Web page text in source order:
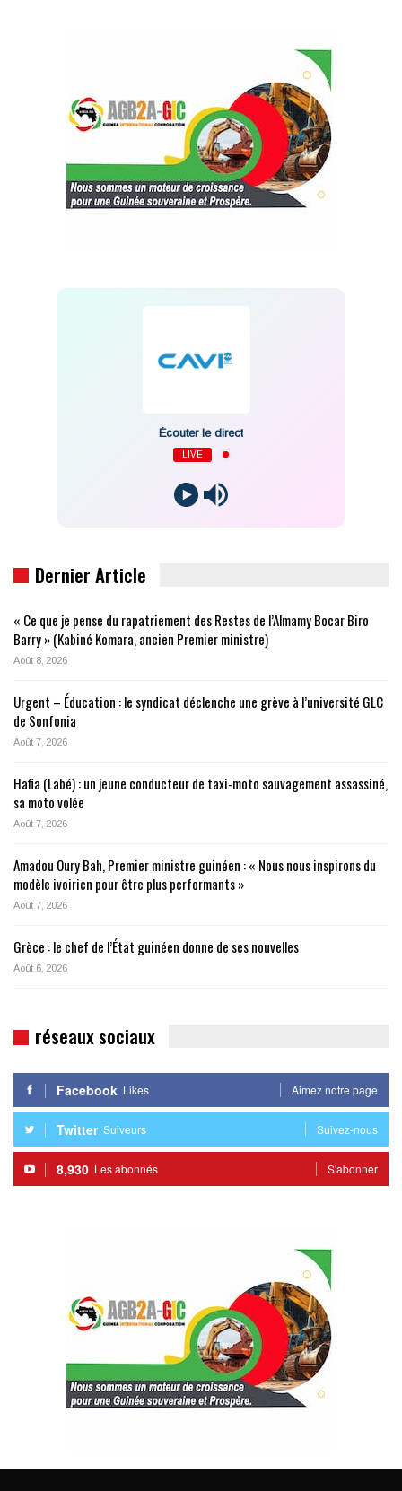
Écouter le direct
LIVE
Dernier Article
« Ce que je pense du rapatriement des Restes de l’Almamy Bocar Biro
Barry » (Kabiné Komara, ancien Premier ministre)
Août 8, 2026
Urgent – Éducation : le syndicat déclenche une grève à l’université GLC
de Sonfonia
Août 7, 2026
Hafia (Labé) : un jeune conducteur de taxi-moto sauvagement assassiné,
sa moto volée
Août 7, 2026
Amadou Oury Bah, Premier ministre guinéen : « Nous nous inspirons du
modèle ivoirien pour être plus performants »
Août 7, 2026
Grèce : le chef de l’État guinéen donne de ses nouvelles
Août 6, 2026
réseaux sociaux
Facebook Likes Aimez notre page
Twitter Suiveurs Suivez-nous
8,930 Les abonnés S'abonner